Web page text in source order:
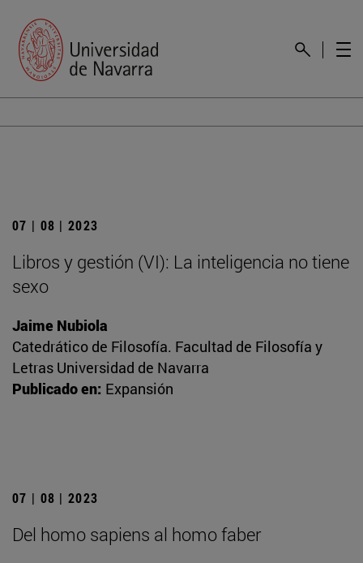
07 | 08 | 2023
Libros y gestión (VI): La inteligencia no tiene
sexo
Jaime Nubiola
Catedrático de Filosofía. Facultad de Filosofía y
Letras Universidad de Navarra
Publicado en: Expansión
07 | 08 | 2023
Del homo sapiens al homo faber